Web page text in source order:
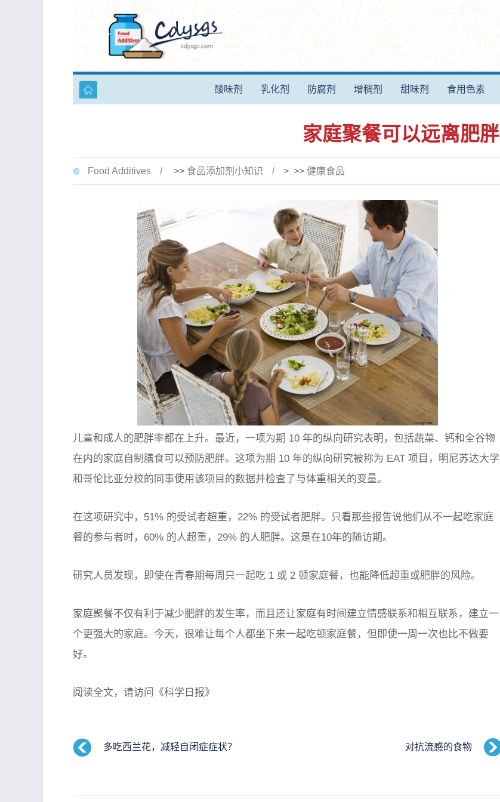
酸味剂 乳化剂 防腐剂 增稠剂 甜味剂 食用色素
家庭聚餐可以远离肥胖
Food Additives >> 食品添加剂小知识 > >> 健康食品
儿童和成人的肥胖率都在上升。最近，一项为期 10 年的纵向研究表明，包括蔬菜、钙和全谷物
在内的家庭自制膳食可以预防肥胖。这项为期 10 年的纵向研究被称为 EAT 项目，明尼苏达大学
和哥伦比亚分校的同事使用该项目的数据并检查了与体重相关的变量。
在这项研究中，51% 的受试者超重，22% 的受试者肥胖。只看那些报告说他们从不一起吃家庭
餐的参与者时，60% 的人超重，29% 的人肥胖。这是在10年的随访期。
研究人员发现，即使在青春期每周只一起吃 1 或 2 顿家庭餐，也能降低超重或肥胖的风险。
家庭聚餐不仅有利于减少肥胖的发生率，而且还让家庭有时间建立情感联系和相互联系，建立一
个更强大的家庭。今天，很难让每个人都坐下来一起吃顿家庭餐，但即使一周一次也比不做要
好。
阅读全文，请访问《科学日报》
多吃西兰花，减轻自闭症症状？ 对抗流感的食物